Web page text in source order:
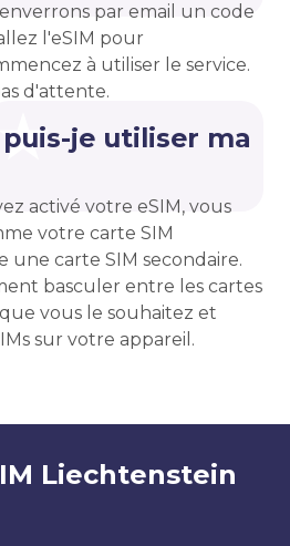
par email un code
l'eSIM pour
à utiliser le service.
d'attente.
je utiliser ma
activé votre eSIM, vous
votre carte SIM
une carte SIM secondaire.
basculer entre les cartes
vous le souhaitez et
sur votre appareil.
Liechtenstein